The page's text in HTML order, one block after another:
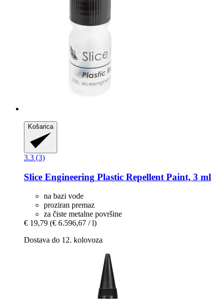
Košarica
3.3 (3)
Slice Engineering Plastic Repellent Paint, 3 ml
na bazi vode
proziran premaz
za čiste metalne površine
€ 19,79 (€ 6.596,67 / l)
Dostava do 12. kolovoza